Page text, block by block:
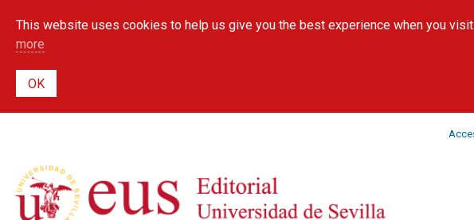
This website uses cookies to help us give you the best experience when you
more